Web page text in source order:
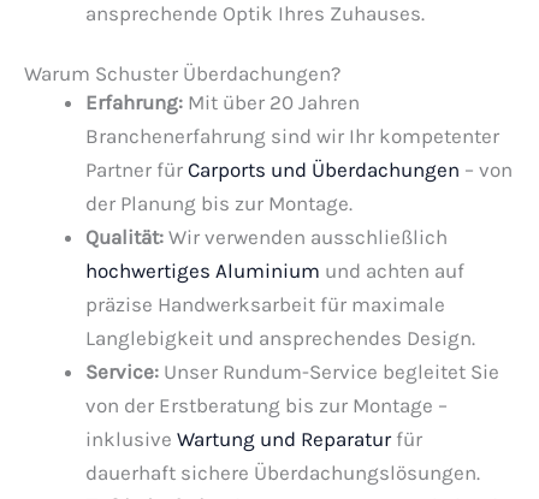
ansprechende Optik Ihres Zuhauses.
Warum Schuster Überdachungen?
Erfahrung: Mit über 20 Jahren
Branchenerfahrung sind wir Ihr kompetenter
Partner für Carports und Überdachungen – von
der Planung bis zur Montage.
Qualität: Wir verwenden ausschließlich
hochwertiges Aluminium und achten auf
präzise Handwerksarbeit für maximale
Langlebigkeit und ansprechendes Design.
Service: Unser Rundum-Service begleitet Sie
von der Erstberatung bis zur Montage –
inklusive Wartung und Reparaturfür
dauerhaft sichere Überdachungslösungen.